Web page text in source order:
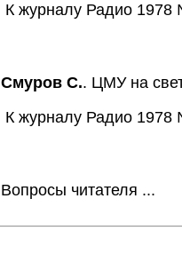
К журналу Радио 1978
Смуров С.. ЦМУ на
К журналу Радио 1978
Вопросы читателя ...